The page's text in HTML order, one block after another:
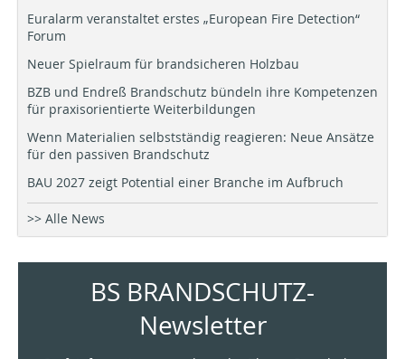
Euralarm veranstaltet erstes „European Fire Detection“
Forum
Neuer Spielraum für brandsicheren Holzbau
BZB und Endreß Brandschutz bündeln ihre Kompetenzen
für praxisorientierte Weiterbildungen
Wenn Materialien selbstständig reagieren: Neue Ansätze
für den passiven Brandschutz
BAU 2027 zeigt Potential einer Branche im Aufbruch
>> Alle News
BS BRANDSCHUTZ-
Newsletter